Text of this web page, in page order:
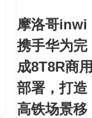
摩洛哥inwi
携手华为完
成8T8R商
部署，打造
高铁场景移